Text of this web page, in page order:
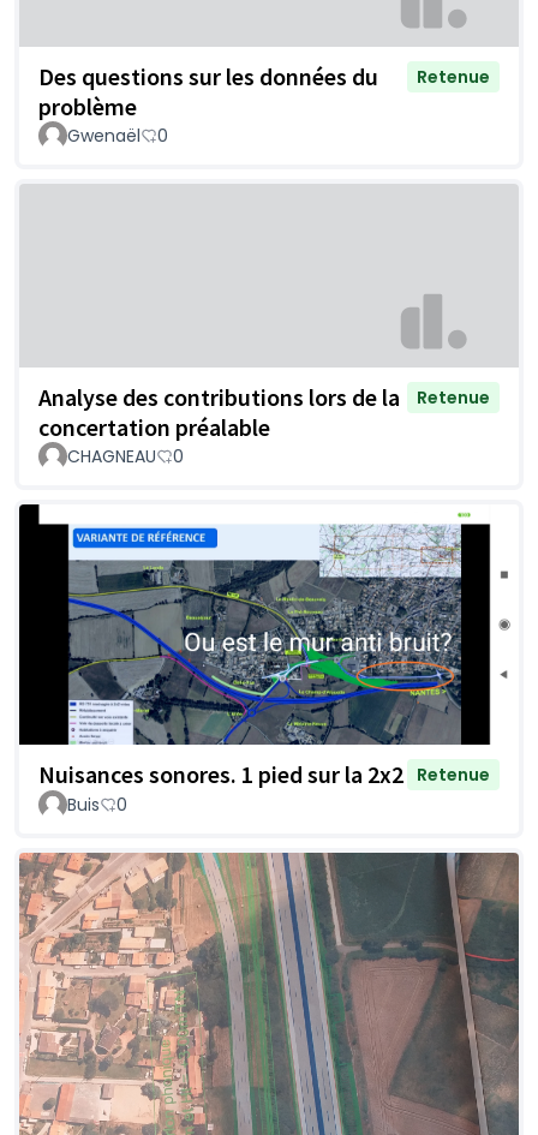
Des questions sur les données du
problème
Retenue
Gwenaël 0
Analyse des contributions lors de la
concertation préalable
Retenue
CHAGNEAU 0
Nuisances sonores. 1 pied sur la 2x2 Retenue
Buis
0